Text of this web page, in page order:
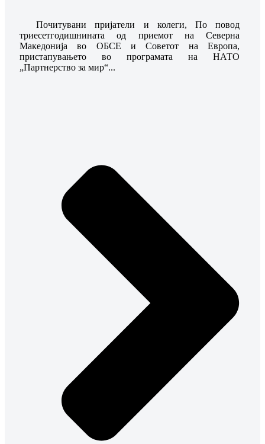
Почитувани пријатели и колеги, По повод
триесетгодишнината од приемот на Северна
Македонија во ОБСЕ и Советот на Европа,
пристапувањето во програмата на НАТО
„Партнерство за мир“...